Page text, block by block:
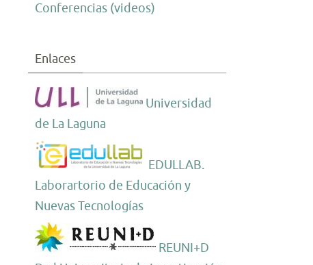
Conferencias (videos)
Enlaces
Universidad
de La Laguna
EDULLAB.
Laborartorio de Educación y
Nuevas Tecnologías
REUNI+D